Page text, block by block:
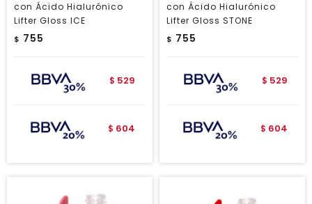
con Ácido Hialurónico
Lifter Gloss ICE
$ 755
$ 529
$ 604
con Ácido Hialurónico
Lifter Gloss STONE
$ 755
$ 529
$ 604